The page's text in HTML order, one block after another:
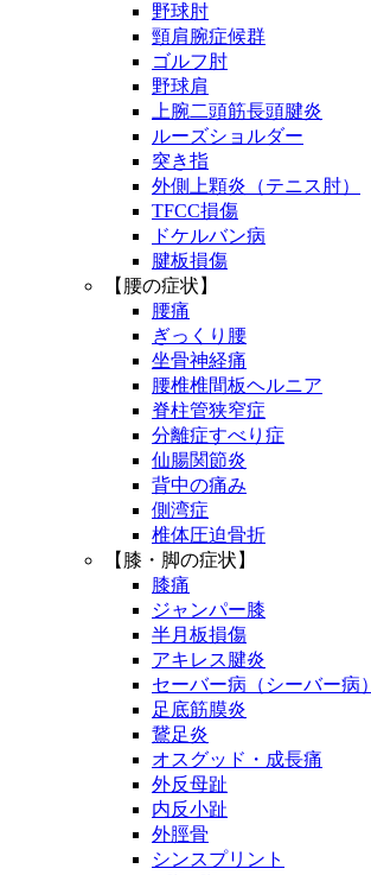
野球肘
頸肩腕症候群
ゴルフ肘
野球肩
上腕二頭筋長頭腱炎
ルーズショルダー
突き指
外側上顆炎（テニス肘）
TFCC損傷
ドケルバン病
腱板損傷
【腰の症状】
腰痛
ぎっくり腰
坐骨神経痛
腰椎椎間板ヘルニア
脊柱管狭窄症
分離症すべり症
仙腸関節炎
背中の痛み
側湾症
椎体圧迫骨折
【膝・脚の症状】
膝痛
ジャンパー膝
半月板損傷
アキレス腱炎
セーバー病（シーバー病）
足底筋膜炎
鵞足炎
オスグッド・成長痛
外反母趾
内反小趾
外脛骨
シンスプリント